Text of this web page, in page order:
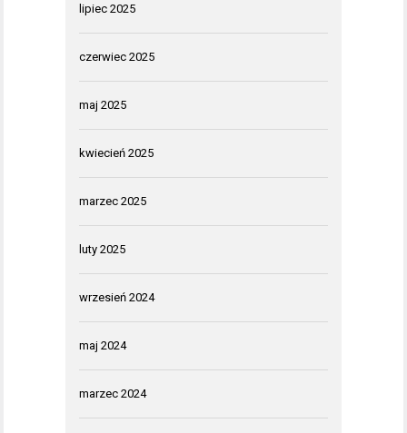
lipiec 2025
czerwiec 2025
maj 2025
kwiecień 2025
marzec 2025
luty 2025
wrzesień 2024
maj 2024
marzec 2024